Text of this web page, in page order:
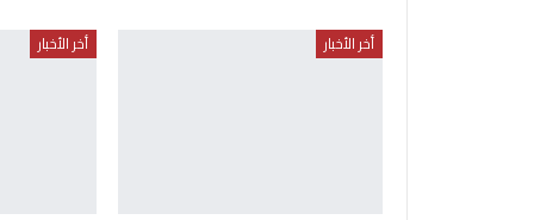
أخر الأخبار أخر الأخبار